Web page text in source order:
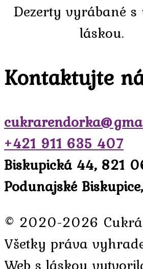
Dezerty vyrábané s
láskou.
Kontaktujte
+421 911 635 407
Biskupická 44, 821
Podunajské
© 2020-2026
Všetky práva